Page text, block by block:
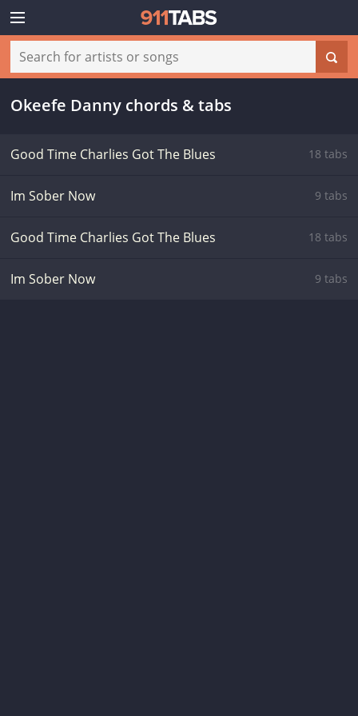
Okeefe Danny chords & tabs
Good Time Charlies Got The Blues 18 tabs
Im Sober Now 9 tabs
Good Time Charlies Got The Blues 18 tabs
Im Sober Now 9 tabs